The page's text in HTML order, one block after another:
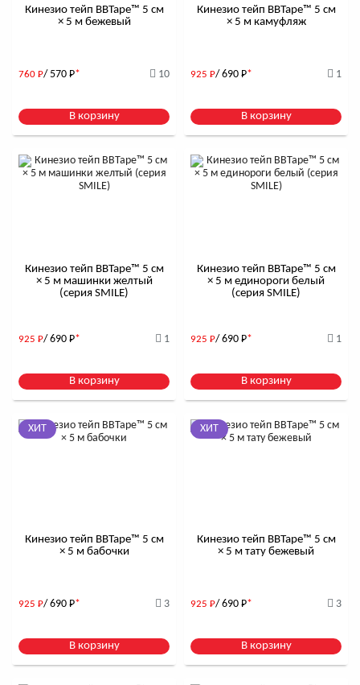
Кинезио тейп BBTape™ 5 см
× 5 м бежевый
760 Р/ 570 Р* 10
В корзину
Кинезио тейп BBTape™ 5 см
× 5 м камуфляж
925 Р/ 690 Р* 1
В корзину
Кинезио тейп BBTape™ 5 см
× 5 м машинки желтый
(серия SMILE)
925 Р/ 690 Р* 1
В корзину
Кинезио тейп BBTape™ 5 см
× 5 м единороги белый
(серия SMILE)
925 Р/ 690 Р* 1
В корзину
ХИТ
Кинезио тейп BBTape™ 5 см
× 5 м бабочки
925 Р/ 690 Р* 3
В корзину
ХИТ
Кинезио тейп BBTape™ 5 см
× 5 м тату бежевый
925 Р/ 690 Р* 3
В корзину